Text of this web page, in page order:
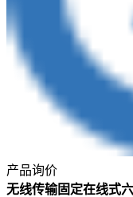
产品询价
无线传输固定在线式